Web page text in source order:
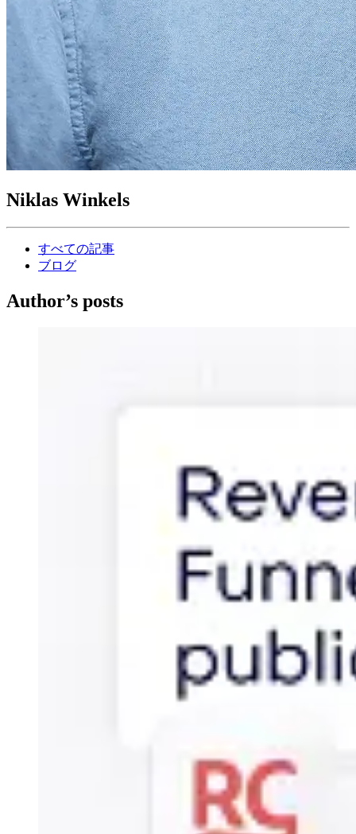
Niklas Winkels
すべての記事
ブログ
Author’s posts